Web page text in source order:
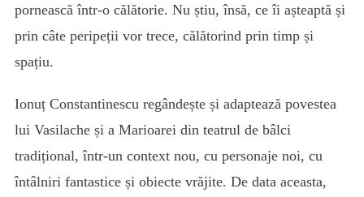
pornească într-o călătorie. Nu știu, însă, ce îi așteaptă și
prin câte peripeții vor trece, călătorind prin timp și
spațiu.
Ionuț Constantinescu regândește și adaptează povestea
lui Vasilache și a Marioarei din teatrul de bâlci
tradițional, într-un context nou, cu personaje noi, cu
întâlniri fantastice și obiecte vrăjite. De data aceasta,